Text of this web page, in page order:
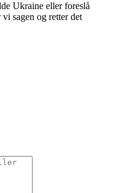
Ukraine eller foreslå
sagen og retter det